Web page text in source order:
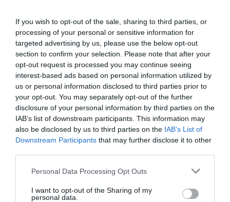
If you wish to opt-out of the sale, sharing to third parties, or
processing of your personal or sensitive information for
targeted advertising by us, please use the below opt-out
section to confirm your selection. Please note that after your
opt-out request is processed you may continue seeing
interest-based ads based on personal information utilized by
us or personal information disclosed to third parties prior to
your opt-out. You may separately opt-out of the further
disclosure of your personal information by third parties on the
IAB’s list of downstream participants. This information may
also be disclosed by us to third parties on the IAB’s List of
Downstream Participants that may further disclose it to other
Personal Data Processing Opt Outs
I want to opt-out of the Sharing of my
personal data.
οδηγίες για τη συμμετοχή στην δημοπρασία.
Η αίτηση συμμετοχής στην πλειοδοτική δημοπρασία
υποβάλλεται ηλεκτρονικά, μέσω της πλατφόρμας του
άρθρου 15 του ν. 5092/2024, εντός επτά εργάσιμων
ημερών από τη δημοσίευση της διακήρυξης στην
πλατφόρμα και στο πρόγραμμα «Διαύγεια».
Ο ενδιαφερόμενος συνδέεται στην πλατφόρμα
κατόπιν αυθεντικοποίησης με τη χρήση των κωδικών –
διαπιστευτηρίων της Γ.Γ.Π.Σ.Ψ.Δ. (taxisnet).
Της Βίκυς Βετουλάκη